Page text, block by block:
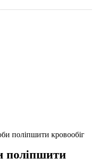
поліпшити кровообіг
поліпшити